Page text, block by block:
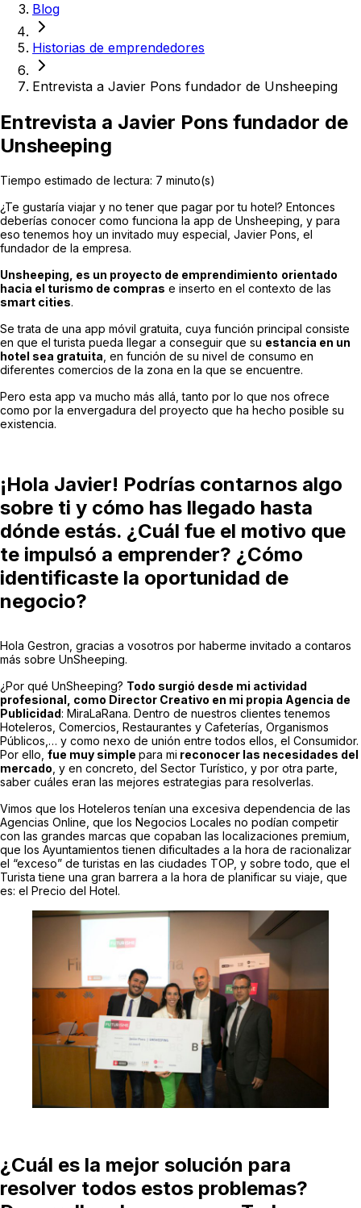
Blog
Historias de emprendedores
Entrevista a Javier Pons fundador de Unsheeping
Entrevista a Javier Pons fundador de
Unsheeping
Tiempo estimado de lectura: 7 minuto(s)
¿Te gustaría viajar y no tener que pagar por tu hotel? Entonces
deberías conocer como funciona la app de Unsheeping, y para
eso tenemos hoy un invitado muy especial, Javier Pons, el
fundador de la empresa.
Unsheeping, es un proyecto de emprendimiento orientado
hacia el turismo de compras e inserto en el contexto de las
smart cities.
Se trata de una app móvil gratuita, cuya función principal consiste
en que el turista pueda llegar a conseguir que su estancia en un
hotel sea gratuita , en función de su nivel de consumo en
diferentes comercios de la zona en la que se encuentre.
Pero esta app va mucho más allá, tanto por lo que nos ofrece
como por la envergadura del proyecto que ha hecho posible su
existencia.
¡Hola Javier! Podrías contarnos algo
sobre ti y cómo has llegado hasta
dónde estás. ¿Cuál fue el motivo que
te impulsó a emprender? ¿Cómo
identificaste la oportunidad de
negocio?
Hola Gestron, gracias a vosotros por haberme invitado a contaros
más sobre UnSheeping.
¿Por qué UnSheeping? Todo surgió desde mi actividad
profesional, como Director Creativo en mi propia Agencia de
Publicidad: MiraLaRana. Dentro de nuestros clientes tenemos
Hoteleros, Comercios, Restaurantes y Cafeterías, Organismos
Públicos,… y como nexo de unión entre todos ellos, el Consumidor.
Por ello, fue muy simple para mi reconocer las necesidades del
mercado , y en concreto, del Sector Turístico, y por otra parte,
saber cuáles eran las mejores estrategias para resolverlas.
Vimos que los Hoteleros tenían una excesiva dependencia de las
Agencias Online, que los Negocios Locales no podían competir
con las grandes marcas que copaban las localizaciones premium,
que los Ayuntamientos tienen dificultades a la hora de racionalizar
el “exceso” de turistas en las ciudades TOP, y sobre todo, que el
Turista tiene una gran barrera a la hora de planificar su viaje, que
es: el Precio del Hotel.
¿Cuál es la mejor solución para
resolver todos estos problemas?